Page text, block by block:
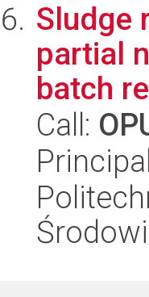
Sludge
partial
batch
Call: